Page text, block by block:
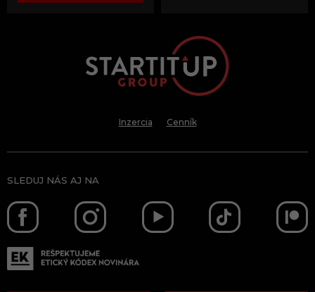
Inzercia Cenník
SLEDUJ NÁS AJ NA